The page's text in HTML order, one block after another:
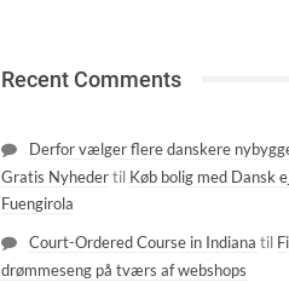
Recent Comments
Derfor vælger flere danskere
Gratis Nyhedertil Køb bolig med Dansk
Fuengirola
Court-Ordered Course in Indiana til
drømmeseng på tværs af webshops